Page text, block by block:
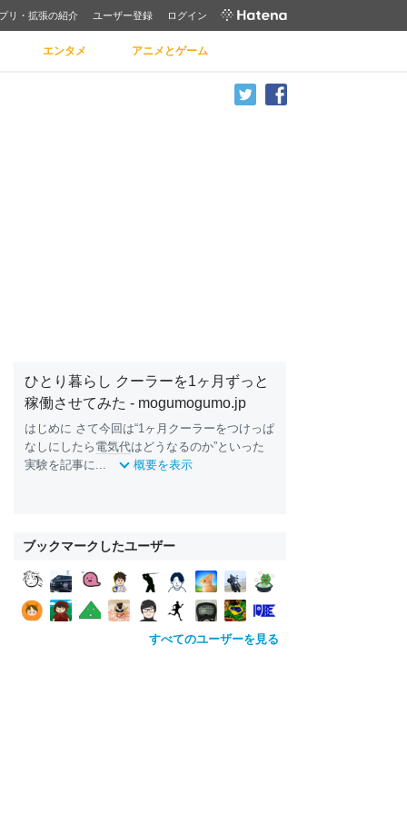
リ・拡張の紹介 ユーザー登録 ログイン
エンタメ アニメとゲーム
ひとり暮らし クーラーを1ヶ月ずっと
稼働させてみた - mogumogumo.jp
はじめに さて今回は“1ヶ月クーラーをつけっぱ
なしにしたら 電気代はどうなるのか”といった
実験を記事に...
概要を表示
ブックマークしたユーザー
すべてのユーザーを見る